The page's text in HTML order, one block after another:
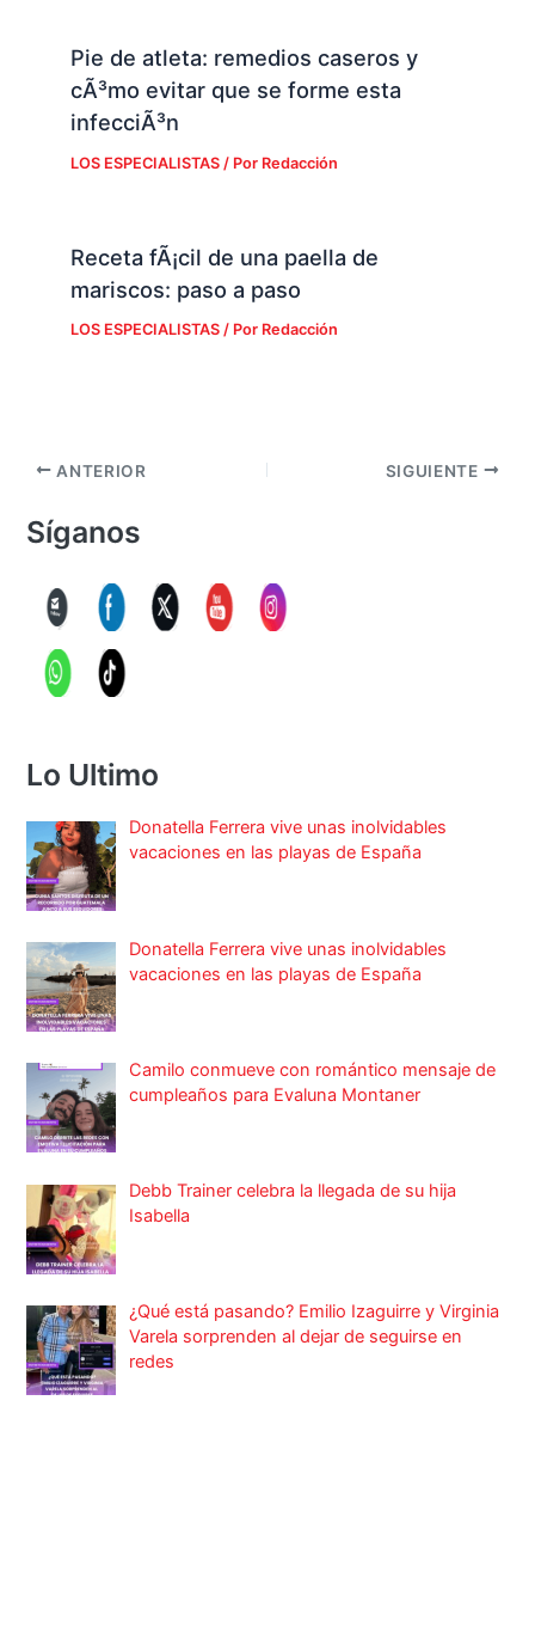
Pie de atleta: remedios caseros y
cÃ³mo evitar que se forme esta
infecciÃ³n
LOS ESPECIALISTAS/ Por Redacción
Receta fÃ¡cil de una paella de
mariscos: paso a paso
LOS ESPECIALISTAS/ Por Redacción
ANTERIOR SIGUIENTE
Síganos
Lo Ultimo
Donatella Ferrera vive unas inolvidables
vacaciones en las playas de España
Donatella Ferrera vive unas inolvidables
vacaciones en las playas de España
Camilo conmueve con romántico mensaje de
cumpleaños para Evaluna Montaner
Debb Trainer celebra la llegada de su hija
Isabella
¿Qué está pasando? Emilio Izaguirre y Virginia
Varela sorprenden al dejar de seguirse en
redes